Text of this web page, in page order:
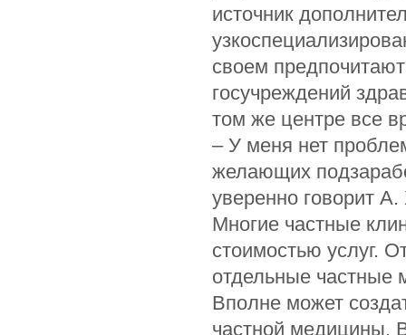
источник
своем
госучреждений
том же центре все
– У меня нет
желающих
уверенно говорит
Многие частные
стоимостью услуг.
отдельные частные
Вполне может
частной медицины.